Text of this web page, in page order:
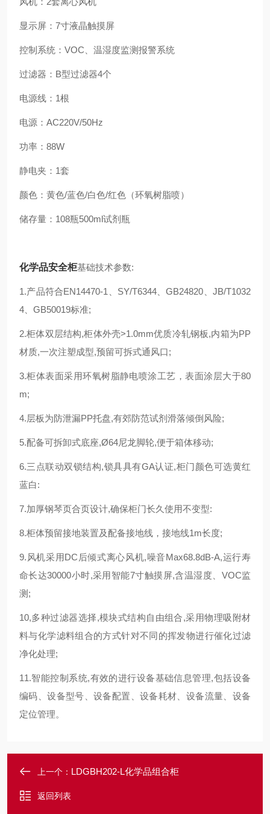
显示屏：7寸液晶触摸屏
控制系统：VOC、温湿度监测报警系统
过滤器：B型过滤器4个
电源线：1根
电源：AC220V/50Hz
功率：88W
静电夹：1套
颜色：黄色/蓝色/白色/红色（环氧树脂喷）
储存量：108瓶500ml试剂瓶
化学品安全柜基础技术参数:
1.产品符合EN14470-1、SY/T6344、GB24820、JB/T1032
4、GB50019标准;
2.柜体双层结构,柜体外壳>1.0mm优质冷轧钢板,内箱为PP
材质,一次注塑成型,预留可拆式通风口;
3.柜体表面采用环氧树脂静电喷涂工艺，表面涂层大于80
m;
4.层板为防泄漏PP托盘,有郊防范试剂滑落倾倒风险;
5.配备可拆卸式底座,Ø64尼龙脚轮,便于箱体移动;
6.三点联动双锁结构,锁具具有GA认证,柜门颜色可选黄红
蓝白:
7.加厚钢琴页合页设计,确保柜门长久使用不变型:
8.柜体预留接地装置及配备接地线，接地线1m长度;
9.风机采用DC后倾式离心风机,噪音Max68.8dB-A,运行寿
命长达30000小时,采用智能7寸触摸屏,含温湿度、VOC监
测;
10,多种过滤器选择,模块式结构自由组合,采用物理吸附材
料与化学滤料组合的方式针对不同的挥发物进行催化过滤
净化处理;
11.智能控制系统,有效的进行设备基础信息管理,包括设备
编码、设备型号、设备配置、设备耗材、设备流量、设备
定位管理。
上一个： LDGBH202-L化学品组合柜
返回列表